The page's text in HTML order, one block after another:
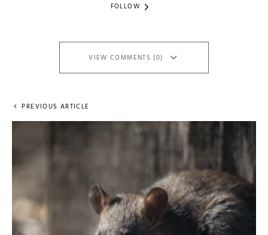
FOLLOW
VIEW COMMENTS (0)
PREVIOUS ARTICLE